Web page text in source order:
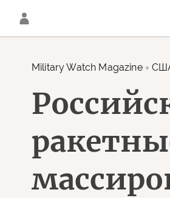
Military Watch Magazine